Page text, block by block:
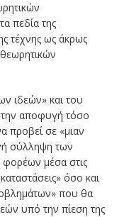
πεδία της
τέχνης ως άκρως
ιδεών» και του
την αποφυγή τόσο
προβεί σε «μιαν
σύλληψη των
φορέων μέσα στις
όσο και
που θα
υπό την πίεση της